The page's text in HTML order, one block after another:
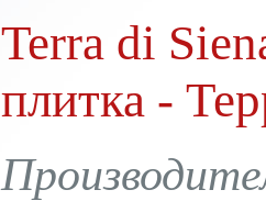
Terra di
плитка -